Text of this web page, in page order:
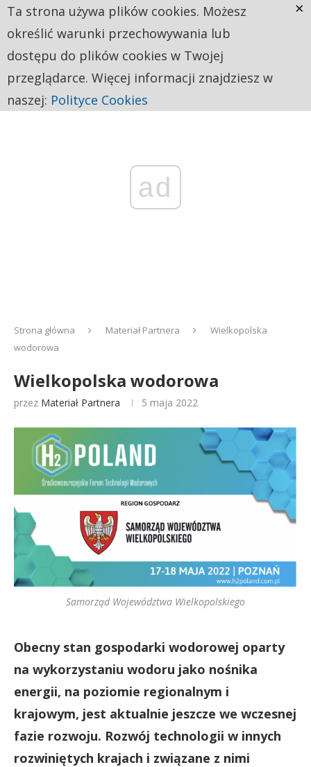
ad
Strona główna Materiał Partnera
Wielkopolska
wodorowa
Wielkopolska wodorowa
przez Materiał Partnera 5 maja 2022
Samorząd Województwa Wielkopolskiego
Obecny stan gospodarki wodorowej oparty
na wykorzystaniu wodoru jako nośnika
energii, na poziomie regionalnym i
krajowym, jest aktualnie jeszcze we wczesnej
fazie rozwoju. Rozwój technologii w innych
rozwiniętych krajach i związane z nimi
Ta strona używa plików cookies. Możesz
określić warunki przechowywania lub
dostępu do plików cookies w Twojej
przeglądarce. Więcej informacji znajdziesz w
naszej: Polityce Cookies
×